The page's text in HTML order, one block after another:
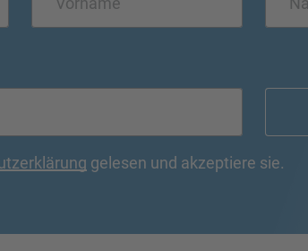
gelesen und akzeptiere sie.